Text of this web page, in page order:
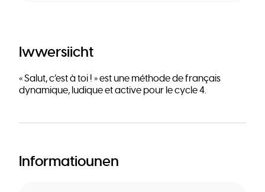
Iwwersiicht
« Salut, c’est à toi ! » est une méthode de français
dynamique, ludique et active pour le cycle 4.
Informatiounen